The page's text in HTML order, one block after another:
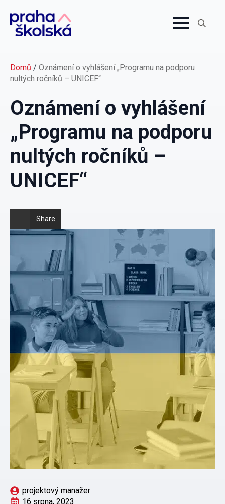
Domů / Oznámení o vyhlášení „Programu na podporu
nultých ročníků – UNICEF“
Oznámení o vyhlášení
„Programu na podporu
nultých ročníků –
UNICEF“
Share
projektový manažer
16 srpna, 2023